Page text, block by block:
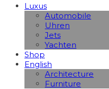
Luxus
Automobile
Uhren
Jets
Yachten
Shop
English
Architecture
Furniture